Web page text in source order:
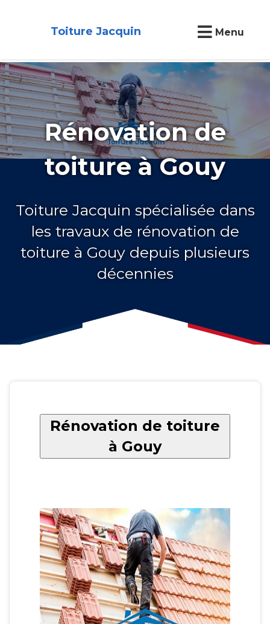
Toiture Jacquin Menu
Rénovation de
toiture à Gouy
Toiture Jacquin spécialisée dans
les travaux de rénovation de
toiture à Gouy depuis plusieurs
décennies
Rénovation de toiture
à Gouy